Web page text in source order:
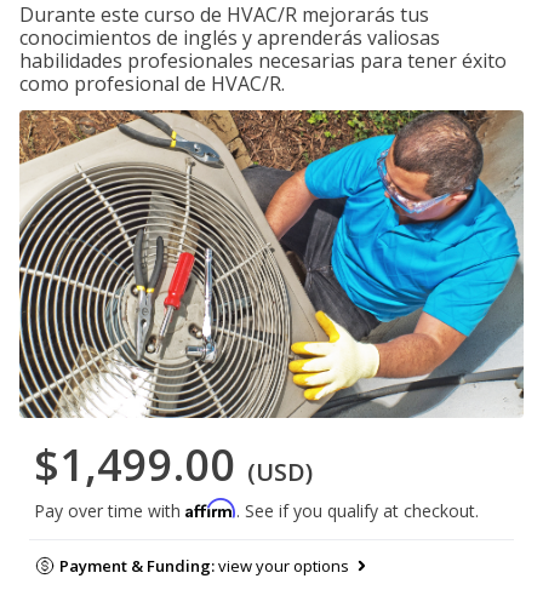
Durante este curso de HVAC/R mejorarás tus
conocimientos de inglés y aprenderás valiosas
habilidades profesionales necesarias para tener éxito
como profesional de HVAC/R.
$1,499.00 (USD)
Pay over time with Affirm. See if you qualify at checkout.
Payment & Funding:view your options